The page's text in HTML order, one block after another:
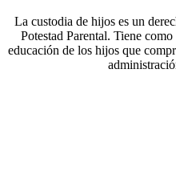
La custodia de hijos es un
Potestad Parental. Tiene
educación de los hijos que